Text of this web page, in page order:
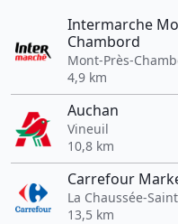
Intermarche
Chambord
Mont-Près-
4,9 km
Auchan
Vineuil
10,8 km
Carrefour
La Chaussée-
13,5 km